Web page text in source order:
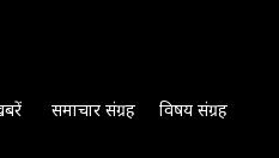
समाचार संग्रह विषय संग्रह